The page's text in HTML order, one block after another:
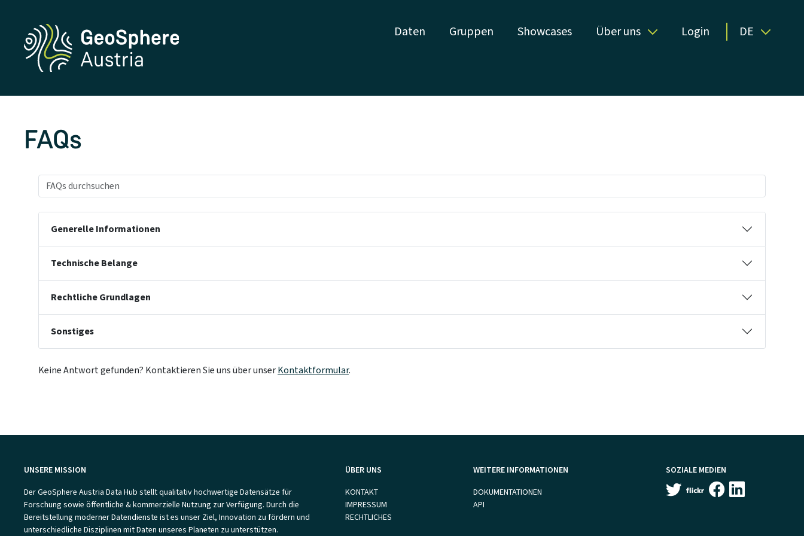
Daten Gruppen Showcases Über uns Login DE
FAQs
Generelle Informationen
Technische Belange
Rechtliche Grundlagen
Sonstiges
Keine Antwort gefunden? Kontaktieren Sie uns über unserKontaktformular.
UNSERE MISSION
Der GeoSphere Austria Data Hub stellt qualitativ hochwertige Datensätze für
Forschung sowie öffentliche & kommerzielle Nutzung zur Verfügung. Durch die
Bereitstellung moderner Datendienste ist es unser Ziel, Innovation zu fördern und
unterschiedliche Disziplinen mit Daten unseres Planeten zu unterstützen.
ÜBER UNS
KONTAKT
IMPRESSUM
RECHTLICHES
WEITERE INFORMATIONEN
DOKUMENTATIONEN
API
SOZIALE MEDIEN